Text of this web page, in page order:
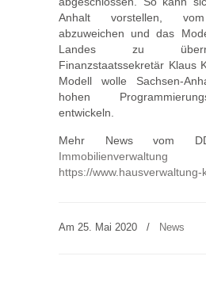
Anhalt vorstellen, vom
abzuweichen und das
Landes zu
Finanzstaatssekretär Klaus
Modell wolle Sachsen-
hohen
entwickeln.
Mehr News vom
Immobilienverwaltung
https://
Am 25. Mai 2020 / News